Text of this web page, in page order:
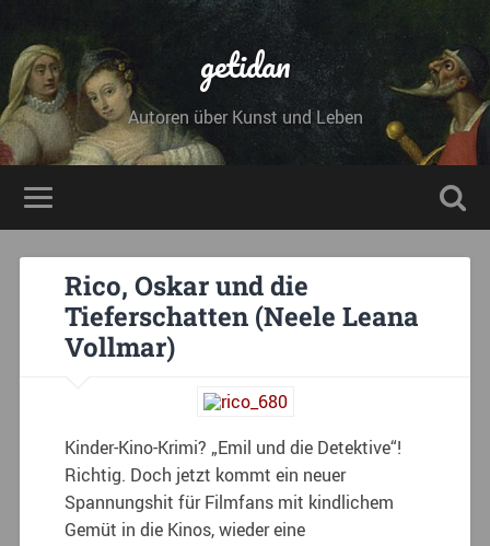
getidan
Autoren über Kunst und Leben
Rico, Oskar und die
Tieferschatten (Neele Leana
Vollmar)
Kinder-Kino-Krimi? „Emil und die Detektive“!
Richtig. Doch jetzt kommt ein neuer
Spannungshit für Filmfans mit kindlichem
Gemüt in die Kinos, wieder eine